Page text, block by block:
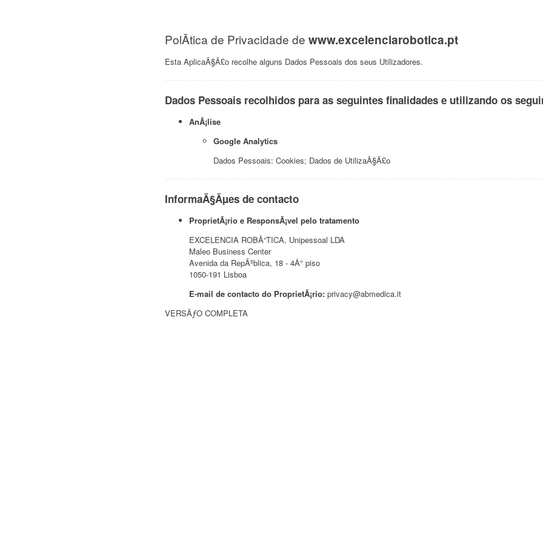
PolÃ­tica de Privacidade de www.excelenciarobotica.pt
Esta AplicaÃ§Ã£o recolhe alguns Dados Pessoais dos seus Utilizadores.
Dados Pessoais recolhidos para as seguintes finalidades e utilizando os
AnÃ¡lise
Google Analytics
Dados Pessoais: Cookies; Dados de UtilizaÃ§Ã£o
InformaÃ§Ãµes de contacto
ProprietÃ¡rio e ResponsÃ¡vel pelo tratamento
EXCELENCIA ROBÃ“TICA, Unipessoal LDA
Maleo Business Center
Avenida da RepÃºblica, 18 - 4Â° piso
1050-191 Lisboa
E-mail de contacto do ProprietÃ¡rio: privacy@abmedica.it
VERSÃƒO COMPLETA